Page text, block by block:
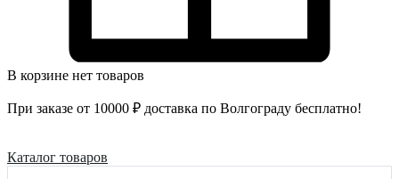
В корзине нет товаров
При заказе от 10000 ₽ доставка по Волгограду бесплатно!
Каталог товаров